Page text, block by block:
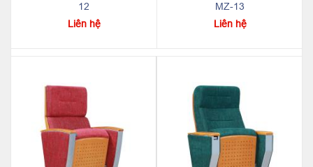
12
Liên hệ
MZ-13
Liên hệ